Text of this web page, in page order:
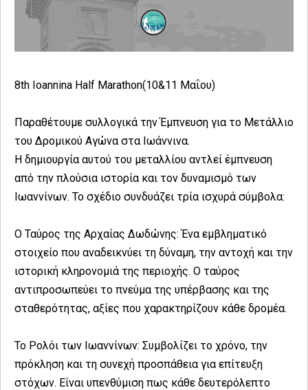
8th Ioannina Half Marathon(10&11 Μαΐου)
Παραθέτουμε συλλογικά την Έμπνευση για το Μετάλλιο
του Δρομικού Αγώνα στα Ιωάννινα.
Η δημιουργία αυτού του μεταλλίου αντλεί έμπνευση
από την πλούσια ιστορία και τον δυναμισμό των
Ιωαννίνων. Το σχέδιο συνδυάζει τρία ισχυρά σύμβολα:
Ο Ταύρος της Αρχαίας Δωδώνης: Ένα εμβληματικό
στοιχείο που αναδεικνύει τη δύναμη, την αντοχή και την
ιστορική κληρονομιά της περιοχής. Ο ταύρος
αντιπροσωπεύει το πνεύμα της υπέρβασης και της
σταθερότητας, αξίες που χαρακτηρίζουν κάθε δρομέα.
Το Ρολόι των Ιωαννίνων: Συμβολίζει το χρόνο, την
πρόκληση και τη συνεχή προσπάθεια για επίτευξη
στόχων. Είναι υπενθύμιση πως κάθε δευτερόλεπτο